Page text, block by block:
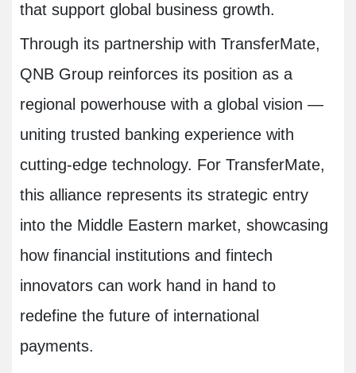
that support global business growth.
Through its partnership with TransferMate,
QNB Group reinforces its position as a
regional powerhouse with a global vision —
uniting trusted banking experience with
cutting-edge technology. For TransferMate,
this alliance represents its strategic entry
into the Middle Eastern market, showcasing
how financial institutions and fintech
innovators can work hand in hand to
redefine the future of international
payments.